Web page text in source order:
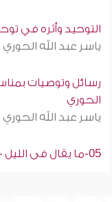
التوحيد وأثره في
ياسر عبد الله الحوري
رسائل وتوصيات
الحوري
ياسر عبد الله الحوري
05-ما يقال فى الليل - د.محمد إسماعيل المقدم